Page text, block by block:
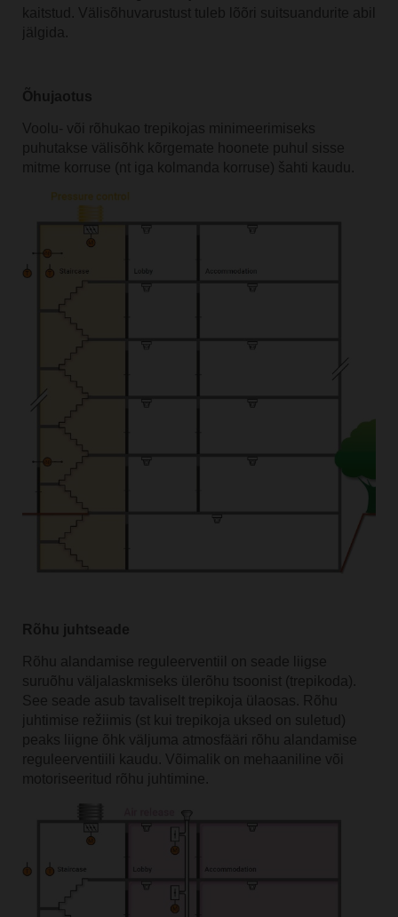
kaitstud. Välisõhuvarustust tuleb lõõri suitsuandurite abil
jälgida.
Õhujaotus
Voolu- või rõhukao trepikojas minimeerimiseks
puhutakse välisõhk kõrgemate hoonete puhul sisse
mitme korruse (nt iga kolmanda korruse) šahti kaudu.
Rõhu juhtseade
Rõhu alandamise reguleerventiil on seade liigse
suruõhu väljalaskmiseks ülerõhu tsoonist (trepikoda).
See seade asub tavaliselt trepikoja ülaosas. Rõhu
juhtimise režiimis (st kui trepikoja uksed on suletud)
peaks liigne õhk väljuma atmosfääri rõhu alandamise
reguleerventiili kaudu. Võimalik on mehaaniline või
motoriseeritud rõhu juhtimine.